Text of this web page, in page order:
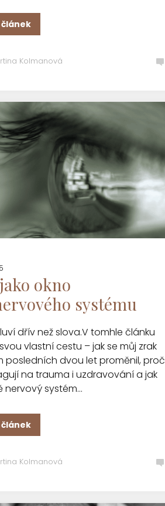
článek
Kolmanová
okno
systému
dřív než slova.V tomhle článku
vlastní cestu – jak se můj zrak
posledních dvou let proměnil, proč
na trauma i uzdravování a jak
nervový systém...
článek
Kolmanová